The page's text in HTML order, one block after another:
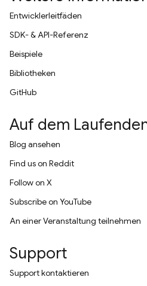
Entwicklerleitfäden
SDK- & API-Referenz
Beispiele
Bibliotheken
GitHub
Auf dem
Blog ansehen
Find us on Reddit
Follow on X
Subscribe on YouTube
An einer Veranstaltung teilnehmen
Support
Support kontaktieren